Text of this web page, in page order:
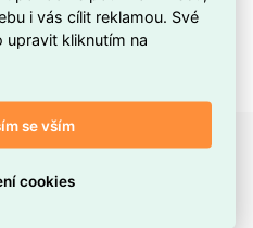
ano
1
4W MOD182PL-
v kategoriích Svítidla,
i vás cílit reklamou. Své
upravit kliknutím na
se vším
cookies